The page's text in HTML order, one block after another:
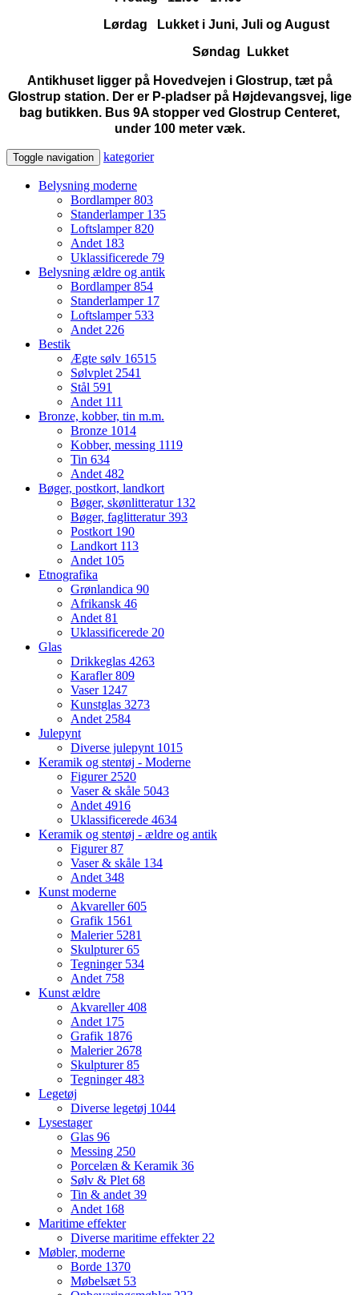
Lørdag Lukket i Juni, Juli og August
Søndag Lukket
Antikhuset ligger på Hovedvejen i Glostrup, tæt på
Glostrup station. Der er P-pladser på Højdevangsvej, lige
bag butikken. Bus 9A stopper ved Glostrup Centeret,
under 100 meter væk.
Toggle navigation kategorier
Belysning moderne
Bordlamper803
Standerlamper 135
Loftslamper820
Andet 183
Uklassificerede 79
Belysning ældre og antik
Bordlamper854
Standerlamper 17
Loftslamper 533
Andet226
Bestik
Ægte sølv 16515
Sølvplet2541
Stål 591
Andet 111
Bronze, kobber, tin m.m.
Bronze 1014
Kobber, messing 1119
Tin 634
Andet482
Bøger, postkort, landkort
Bøger, skønlitteratur 132
Bøger, faglitteratur393
Postkort 190
Landkort 113
Andet 105
Etnografika
Grønlandica 90
Afrikansk 46
Andet81
Uklassificerede 20
Glas
Drikkeglas 4263
Karafler809
Vaser 1247
Kunstglas 3273
Andet2584
Julepynt
Diverse julepynt 1015
Keramik og stentøj - Moderne
Figurer2520
Vaser & skåle 5043
Andet4916
Uklassificerede 4634
Keramik og stentøj - ældre og antik
Figurer87
Vaser & skåle 134
Andet348
Kunst moderne
Akvareller605
Grafik 1561
Malerier 5281
Skulpturer65
Tegninger 534
Andet 758
Kunst ældre
Akvareller408
Andet 175
Grafik 1876
Malerier2678
Skulpturer85
Tegninger483
Legetøj
Diverse legetøj 1044
Lysestager
Glas 96
Messing 250
Porcelæn & Keramik 36
Sølv & Plet68
Tin & andet39
Andet 168
Maritime effekter
Diverse maritime effekter22
Møbler, moderne
Borde 1370
Møbelsæt 53